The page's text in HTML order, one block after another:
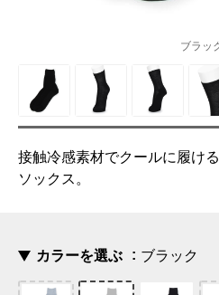
ブラッ
接触冷感素材でクールに履け
ソックス。
カラーを選ぶ ブラック